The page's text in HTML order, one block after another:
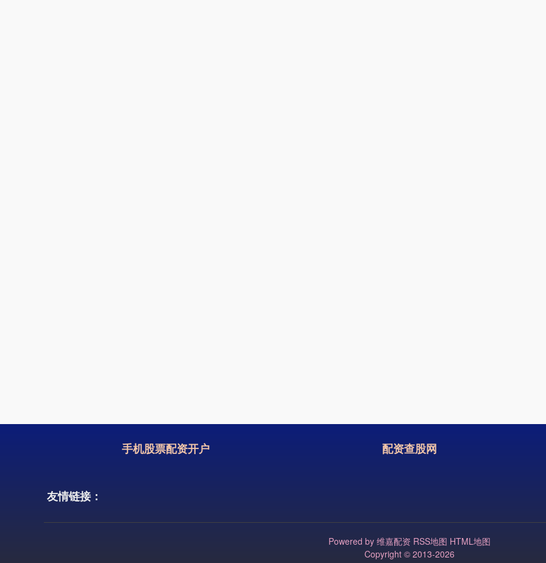
手机股票配资开户 配资查股网
友情链接：
Powered by 维嘉配资 RSS地图 HTML地图
Copyright © 2013-2026